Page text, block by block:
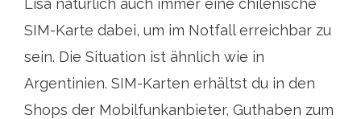
SIM-Karte dabei, um im Notfall erreichbar zu
sein. Die Situation ist ähnlich wie in
Argentinien. SIM-Karten erhältst du in den
Shops der Mobilfunkanbieter, Guthaben zum